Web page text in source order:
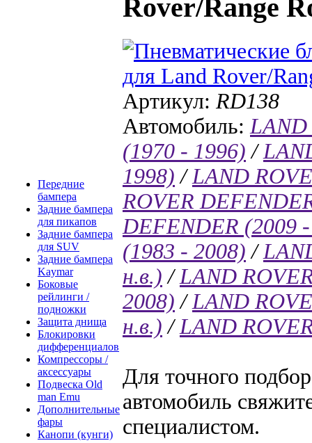
Передние
бампера
Задние бампера
для пикапов
Задние бампера
для SUV
Задние бампера
Kaymar
Боковые
рейлинги /
подножки
Защита днища
Блокировки
дифференциалов
Компрессоры /
аксессуары
Подвеска Old
man Emu
Дополнительные
фары
Канопи (кунги)
Rover/Range
Артикул: RD138
Автомобиль: LAND
(1970 - 1996) /
1998) / LAND
ROVER
DEFENDER (2009
(1983 - 2008) /
н.в.) / LAND
2008) / LAND
н.в.) / LAND
Для точного
автомобиль
специалистом.